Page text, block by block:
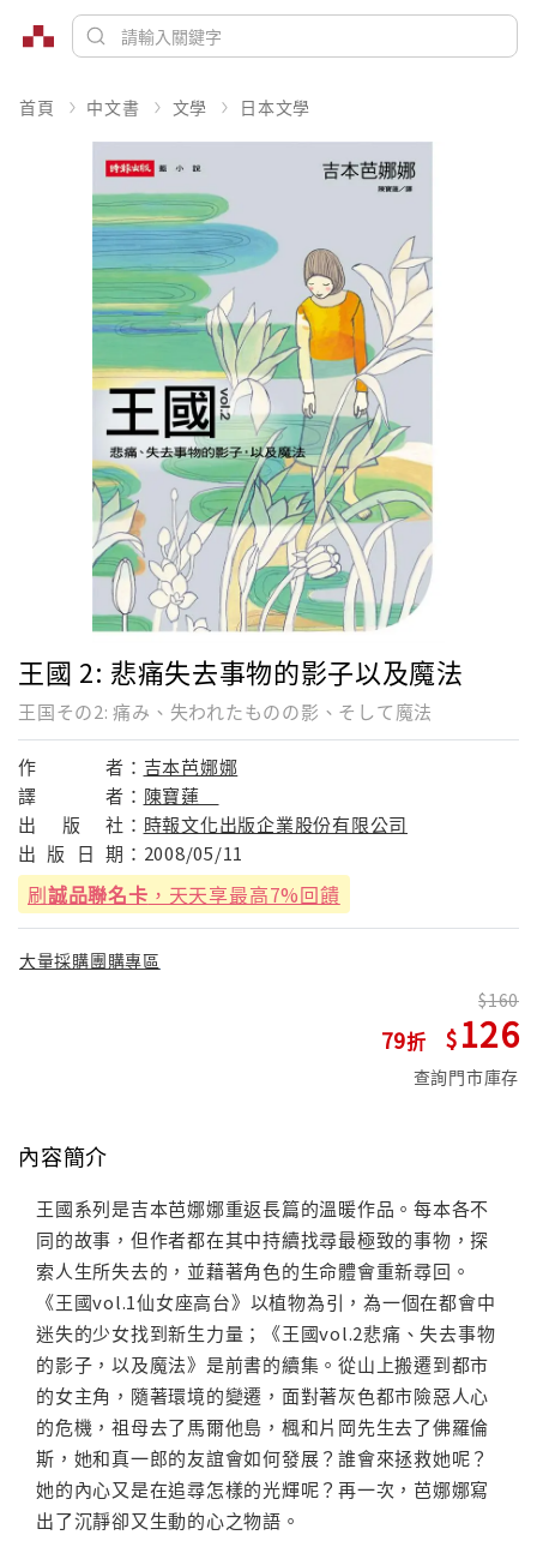
首頁 中文書 文學 日本文學
王國 2: 悲痛失去事物的影子以及魔法
王国その2: 痛み、失われたものの影、そして魔法
作 者： 吉本芭娜娜
譯
者： 陳寶蓮
出
版 社： 時報文化出版企業股份有限公司
出 版 日 期： 2008/05/11
刷誠品聯名卡 ，天天享最高7%回饋
大量採購團購專區
79
160
126
查詢門市庫存
內容簡介
王國系列是吉本芭娜娜重返長篇的溫暖作品。每本各不
同的故事，但作者都在其中持續找尋最極致的事物，探
索人生所失去的，並藉著角色的生命體會重新尋回。
《王國vol.1仙女座高台》以植物為引，為一個在都會中
迷失的少女找到新生力量；《王國vol.2悲痛、失去事物
的影子，以及魔法》是前書的續集。從山上搬遷到都市
的女主角，隨著環境的變遷，面對著灰色都市險惡人心
的危機，祖母去了馬爾他島，楓和片岡先生去了佛羅倫
斯，她和真一郎的友誼會如何發展？誰會來拯救她呢？
她的內心又是在追尋怎樣的光輝呢？再一次，芭娜娜寫
出了沉靜卻又生動的心之物語。